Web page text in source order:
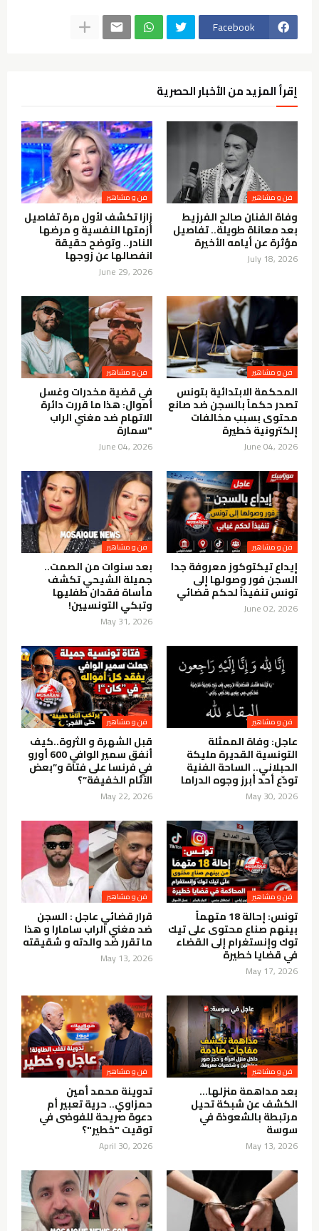
Facebook
إقرأ المزيد من الأخبار الحصرية
فن و مشاهير
وفاة الفنان صالح الفرزيط
بعد معاناة طويلة.. تفاصيل
مؤثرة عن أيامه الأخيرة
July 18, 2026
فن و مشاهير
زازا تكشف لأول مرة تفاصيل
أزمتها النفسية و مرضها
النادر.. وتوضح حقيقة
انفصالها عن زوجها
June 29, 2026
فن و مشاهير
المحكمة الابتدائية بتونس
تصدر حكماً بالسجن ضد صانع
محتوى بسبب مخالفات
إلكترونية خطيرة
June 04, 2026
فن و مشاهير
في قضية مخدرات وغسل
أموال: هذا ما قررت دائرة
الاتهام ضد مغني الراب
"سمارة
June 04, 2026
فن و مشاهير
إيداع تيكتوكوز معروفة جدا
السجن فور وصولها إلى
تونس تنفيذاً لحكم قضائي
June 02, 2026
فن و مشاهير
بعد سنوات من الصمت..
جميلة الشيحي تكشف
مأساة فقدان طفليها
وتبكي التونسيين!
May 31, 2026
فن و مشاهير
عاجل: وفاة الممثلة
التونسية القديرة مليكة
الحبلاني.. الساحة الفنية
تودّع أحد أبرز وجوه الدراما
May 30, 2026
فن و مشاهير
قبل الشهرة و الثروة..كيف
أنفق سمير الوافي 600 أورو
في فرنسا على فتاة و”بعض
الآثام الخفيفة”؟
May 22, 2026
فن و مشاهير
تونس: إحالة 18 متهماً
بينهم صناع محتوى على تيك
توك وإنستغرام إلى القضاء
في قضايا خطيرة
May 17, 2026
فن و مشاهير
قرار قضائي عاجل : السجن
ضد مغني الراب سامارا و هذا
ما تقرر ضد والدته و شقيقته
May 13, 2026
فن و مشاهير
بعد مداهمة منزلها…
الكشف عن شبكة تحيل
مرتبطة بالشعوذة في
سوسة
May 13, 2026
فن و مشاهير
تدوينة محمد أمين
حمزاوي.. حرية تعبير أم
دعوة صريحة للفوضى في
توقيت "خطير"؟
April 30, 2026